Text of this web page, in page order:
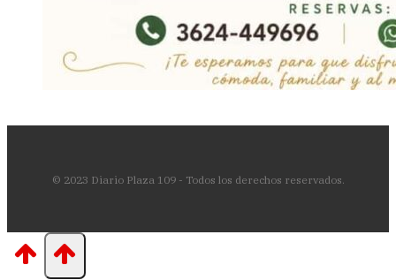
© 2023 Diario Plaza 109 - Todos los derechos reservados.